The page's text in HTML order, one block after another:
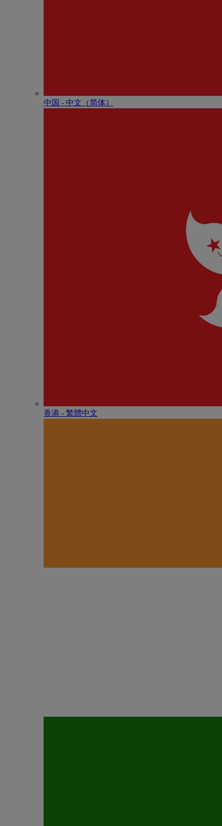
中国 - 中⽂（简体）
香港 - 繁體中文